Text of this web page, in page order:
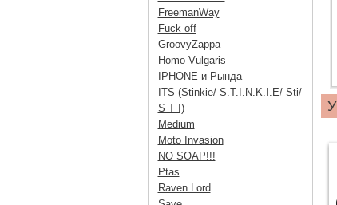
FreemanWay
Fuck off
GroovyZappa
Homo Vulgaris
IPHONE-и-Рында
ITS (Stinkie/ S.T.I.N.K.I.E/ Sti/
S T I)
Medium
Moto Invasion
NO SOAP!!!
Ptas
Raven Lord